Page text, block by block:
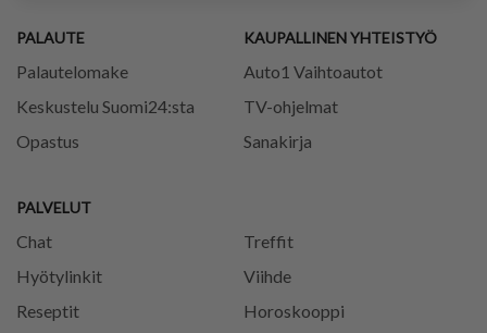
PALAUTE
Palautelomake
Keskustelu Suomi24:sta
Opastus
PALVELUT
Chat
Treffit
Hyötylinkit
Viihde
Reseptit
Horoskooppi
KAUPALLINEN YHTEISTYÖ
Auto1 Vaihtoautot
TV-ohjelmat
Sanakirja